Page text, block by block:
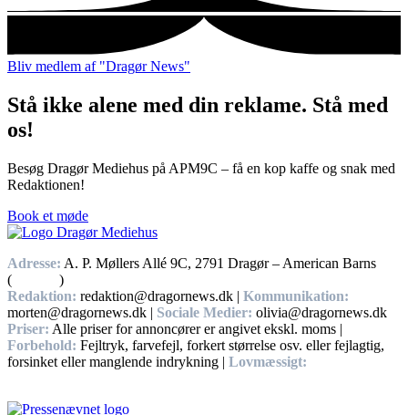
Bliv medlem af "Dragør News"
Stå ikke alene med din reklame. Stå med
os!
Besøg Dragør Mediehus på APM9C – få en kop kaffe og snak med
Redaktionen!
Book et møde
Adresse: A. P. Møllers Allé 9C, 2791 Dragør – American Barns
(
)
Redaktion: redaktion@dragornews.dk | Kommunikation:
morten@dragornews.dk | Sociale Medier: olivia@dragornews.dk
Priser: Alle priser for annoncører er angivet ekskl. moms |
Forbehold: Fejltryk, farvefejl, forkert størrelse osv. eller fejlagtig,
forsinket eller manglende indrykning | Lovmæssigt: